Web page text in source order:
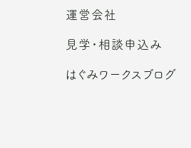
運営会社
見学・相談申込み
はぐみワークスブログ